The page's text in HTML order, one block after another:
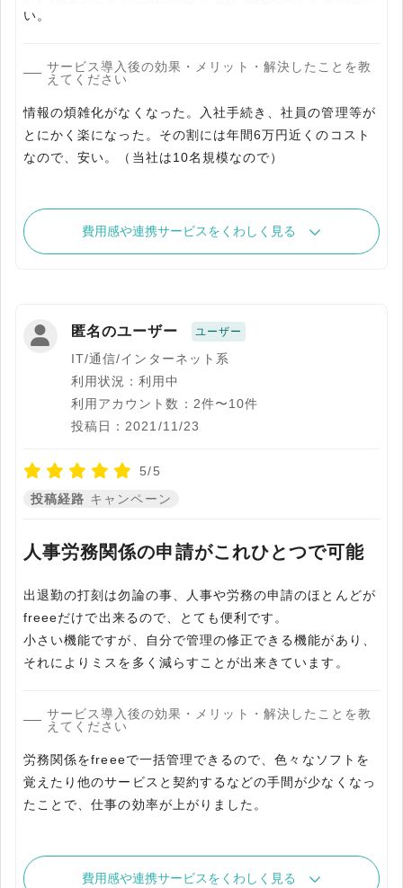
い。
サービス導入後の効果・メリット・解決したことを教
えてください
情報の煩雑化がなくなった。入社手続き、社員の管理等が
とにかく楽になった。その割には年間6万円近くのコスト
なので、安い。（当社は10名規模なので）
費用感や連携サービスをくわしく見る
匿名のユーザー ユーザー
IT/通信/インターネット系
利用状況：利用中
利用アカウント数：2件〜10件
投稿日：2021/11/23
5/5
投稿経路 キャンペーン
人事労務関係の申請がこれひとつで可能
出退勤の打刻は勿論の事、人事や労務の申請のほとんどが
freeeだけで出来るので、とても便利です。
小さい機能ですが、自分で管理の修正できる機能があり、
それによりミスを多く減らすことが出来きています。
サービス導入後の効果・メリット・解決したことを教
えてください
労務関係をfreeeで一括管理できるので、色々なソフトを
覚えたり他のサービスと契約するなどの手間が少なくなっ
たことで、仕事の効率が上がりました。
費用感や連携サービスをくわしく見る